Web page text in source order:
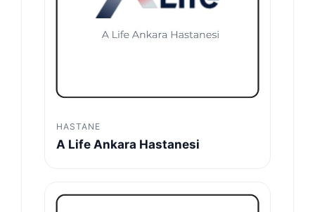
HASTANE
A Life Ankara Hastanesi